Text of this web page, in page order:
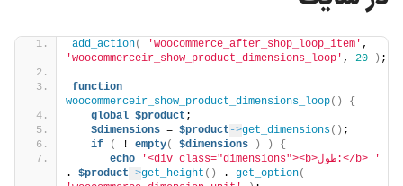
add_action( 'woocommerce_after_shop_loop_item'
'woocommerceir_show_product_dimensions_loop' , 20 ) ;
function
woocommerceir_show_product_dimensions_loop()
{
global $product ;
$dimensions = $product ->get_dimensions() ;
if
( ! empty( $dimensions ) )
{
echo
'<div class="dimensions"><b>طول:</b> '
. $product ->get_height () . get_option(